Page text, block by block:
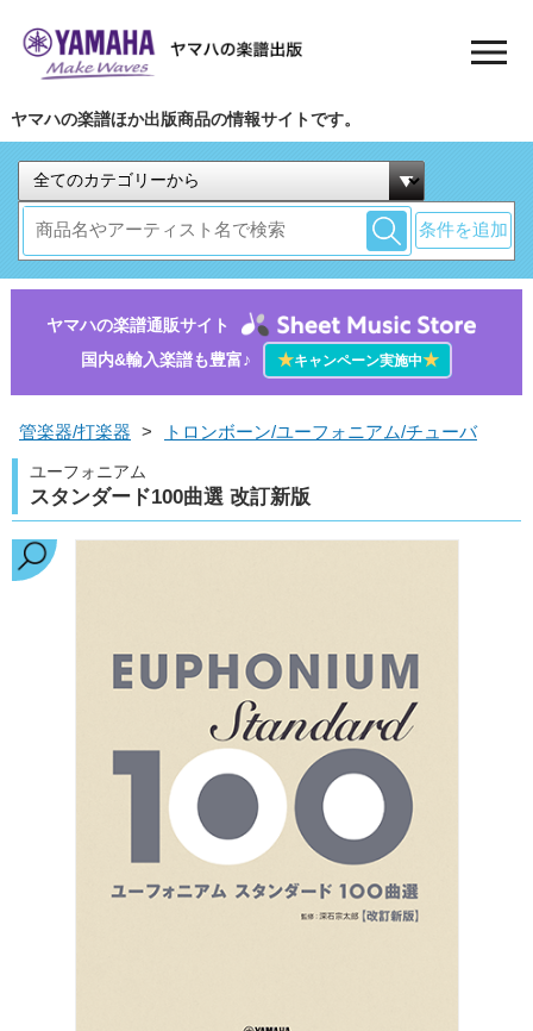
ヤマハの楽譜ほか出版商品の情報サイトです。
条件を追加
ヤマハの楽譜通販サイト
国内&輸入楽譜も豊富♪
★キャンペーン実施中★
管楽器/打楽器 > トロンボーン/ユーフォニアム/チューバ
ユーフォニアム
スタンダード100曲選 改訂新版